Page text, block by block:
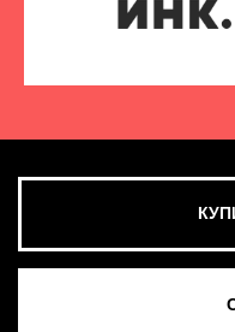
СМОТРЕТЬ ВСЕ